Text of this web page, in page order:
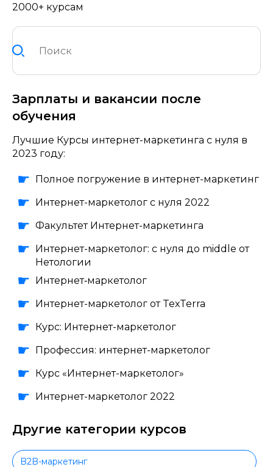
2000+ курсам
Зарплаты и вакансии после
обучения
Лучшие Курсы интернет-маркетинга с нуля в
2023 году:
Полное погружение в интернет-маркетинг
Интернет-маркетолог с нуля 2022
Факультет Интернет-маркетинга
Интернет-маркетолог: с нуля до middle от
Нетологии
Интернет‑маркетолог
Интернет-маркетолог от TexTerra
Курс: Интернет-маркетолог
Профессия: интернет-маркетолог
Курс «Интернет-маркетолог»
Интернет-маркетолог 2022
Другие категории курсов
B2B-маркетинг